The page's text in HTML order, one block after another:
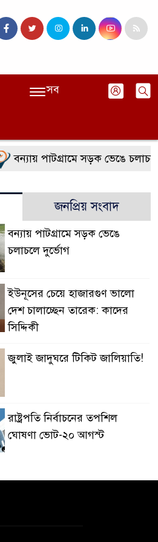
সব
বন্যায় পাটগ্রামে সড়ক ভেঙে চলাচলে
জনপ্রিয় সংবাদ
বন্যায় পাটগ্রামে সড়ক ভেঙে
চলাচলে দুর্ভোগ
ইউনূসের চেয়ে হাজারগুণ ভালো
দেশ চালাচ্ছেন তারেক: কাদের
সিদ্দিকী
জুলাই জাদুঘরে টিকিট জালিয়াতি!
রাষ্ট্রপতি নির্বাচনের তপশিল
ঘোষণা ভোট-২০ আগস্ট
বেলাবোতে আ. লীগের নেতা আটক